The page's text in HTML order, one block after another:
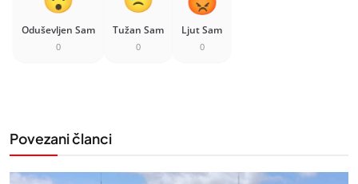
Oduševljen Sam
0
Tužan Sam
0
Ljut Sam
0
Povezani članci